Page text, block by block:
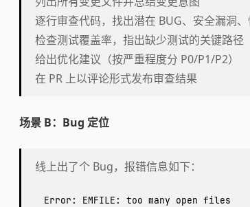
逐行审查代码，找出潜在 BUG、安全漏洞
检查测试覆盖率，指出缺少测试的关键路径
给出优化建议（按严重程度分 P0/P1/P2）
在 PR 上以评论形式发布审查结果
场景 B：Bug 定位
线上出了个 Bug，报错信息如下：
Error: EMFILE: too many open files